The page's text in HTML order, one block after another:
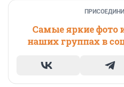
Самые яркие фото
наших группах в